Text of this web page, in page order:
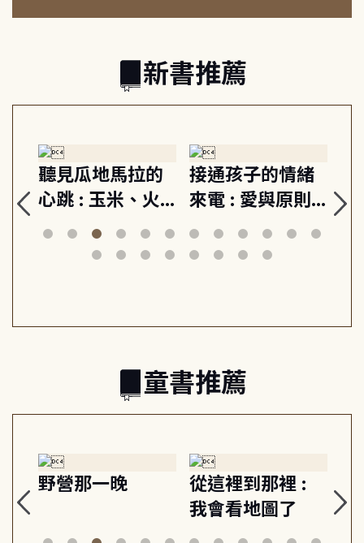
新書推薦
聽見瓜地馬拉的
心跳 : 玉米、火
山與信仰, 外交官
筆下的現代馬雅
接通孩子的情緒
來電 : 愛與原則,
建立教養的安定
節奏 22個行動練
關
童書推薦
野營那一晚
從這裡到那裡 :
我會看地圖了
美